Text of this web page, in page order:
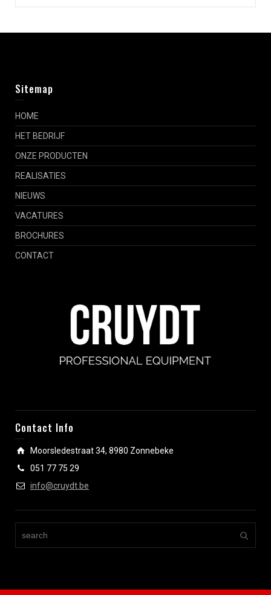
Sitemap
HOME
HET BEDRIJF
ONZE PRODUCTEN
REALISATIES
NIEUWS
VACATURES
BROCHURES
CONTACT
Contact Info
Moorsledestraat 34, 8980 Zonnebeke
051 77 75 29
info@cruydt.be